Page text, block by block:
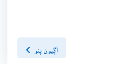
اڳيون پنو